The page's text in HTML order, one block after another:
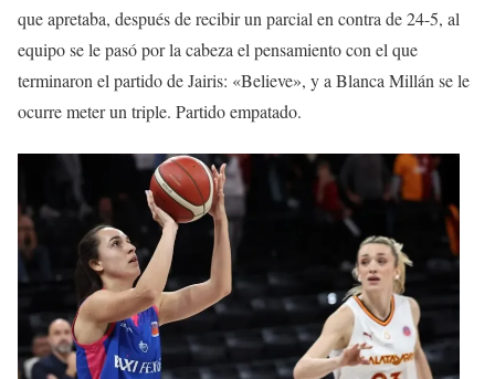
que apretaba, después de recibir un parcial en contra de 24-5, al
equipo se le pasó por la cabeza el pensamiento con el que
terminaron el partido de Jairis: «Believe», y a Blanca Millán se le
ocurre meter un triple. Partido empatado.